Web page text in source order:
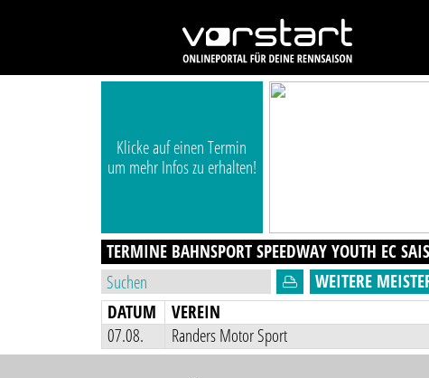
Klicke auf einen Termin
um mehr Infos zu erhalten!
TERMINE BAHNSPORT SPEEDWAY YOUTH EC
WEITERE
DATUM
VEREIN
07.08.
Randers Motor Sport